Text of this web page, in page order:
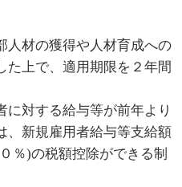
材の獲得や人材育成への
た上で、適用期限を２年間
対する給与等が前年より
、新規雇用者給与等支給額
％)の税額控除ができる制